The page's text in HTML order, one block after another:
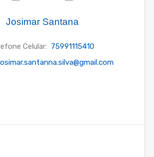
Josimar Santana
Celular: 75991115410